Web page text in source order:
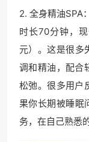
2. 全身精油SPA
时长70分钟，
元）。这是很多
调和精油，配合
松弛。很多用户
果你长期被睡眠
务，在自己熟悉